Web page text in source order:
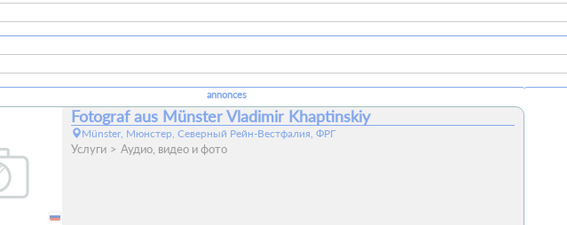
annonces
Fotograf aus Münster Vladimir Khaptinskiy
Münster, Мюнстер, Северный Рейн-Вестфалия, ФРГ
Услуги Аудио, видео и фото